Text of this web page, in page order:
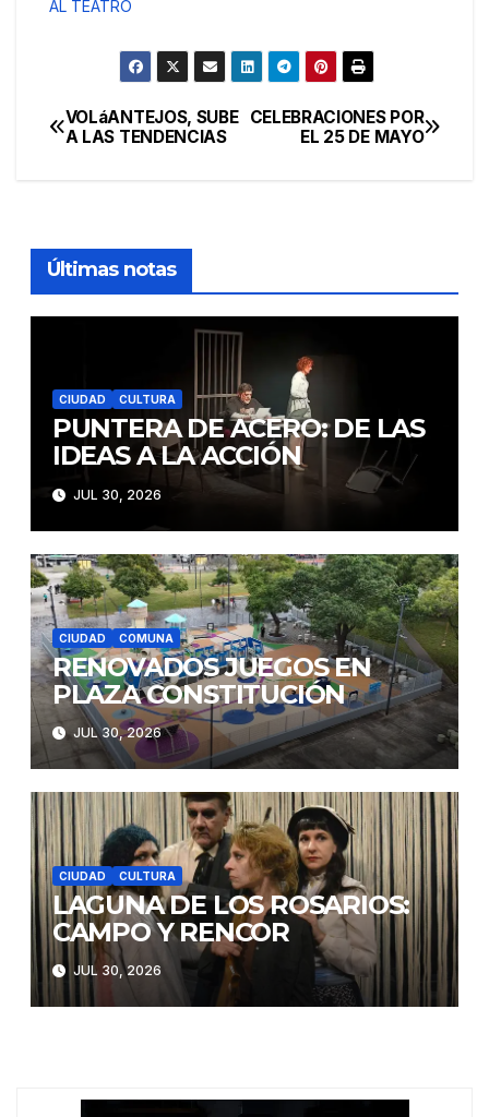
AL TEATRO
Navegación CELEBRACIONES POR
EL 25 DE MAYO
VOLáANTEJOS, SUBE
A LAS TENDENCIAS
Últimas notas
CIUDAD CULTURA
PUNTERA DE ACERO: DE LAS
IDEAS A LA ACCIÓN
JUL 30, 2026
CIUDAD COMUNA
RENOVADOS JUEGOS EN
PLAZA CONSTITUCIÓN
JUL 30, 2026
CIUDAD CULTURA
LAGUNA DE LOS ROSARIOS:
CAMPO Y RENCOR
JUL 30, 2026